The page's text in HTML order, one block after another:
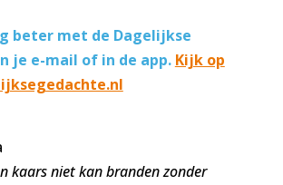
beter met de Dagelijkse
je e-mail of in de app. Kijk op
kaars niet kan branden zonder